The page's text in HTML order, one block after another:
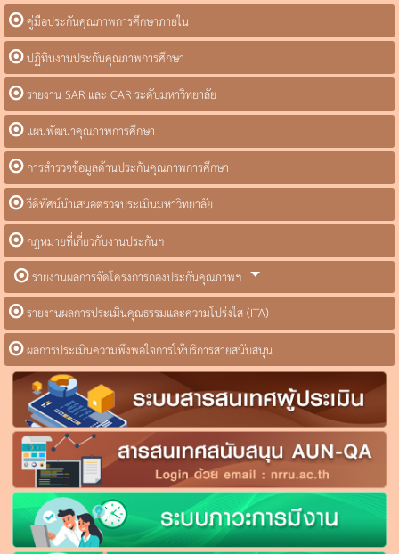
คู่มือประกันคุณภาพการศึกษาภายใน
ปฏิทินงานประกันคุณภาพการศึกษา
รายงาน SAR และ CAR ระดับมหาวิทยาลัย
แผนพัฒนาคุณภาพการศึกษา
การสำรวจข้อมูลด้านประกันคุณภาพการศึกษา
วีดิทัศน์นำเสนอตรวจประเมินมหาวิทยาลัย
กฎหมายที่เกี่ยวกับงานประกันฯ
รายงานผลการจัดโครงการกองประกันคุณภาพฯ
รายงานผลการประเมินคุณธรรมและความโปร่งใส (ITA)
ผลการประเมินความพึงพอใจการให้บริการสายสนับสนุน